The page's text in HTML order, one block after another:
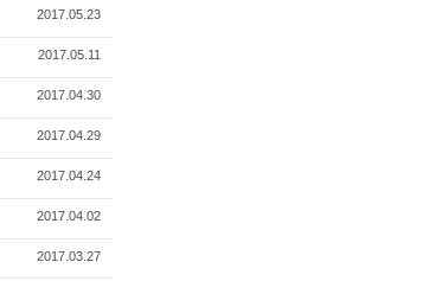
2017.05.23
2017.05.11
2017.04.30
2017.04.29
2017.04.24
2017.04.02
2017.03.27